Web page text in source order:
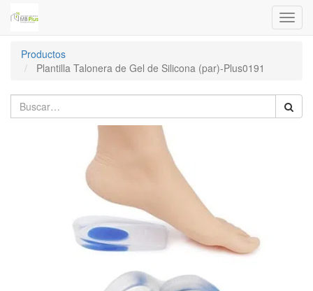
Menú
de
Productos
Plantilla Talonera de Gel de Silicona (par)-Plus0191